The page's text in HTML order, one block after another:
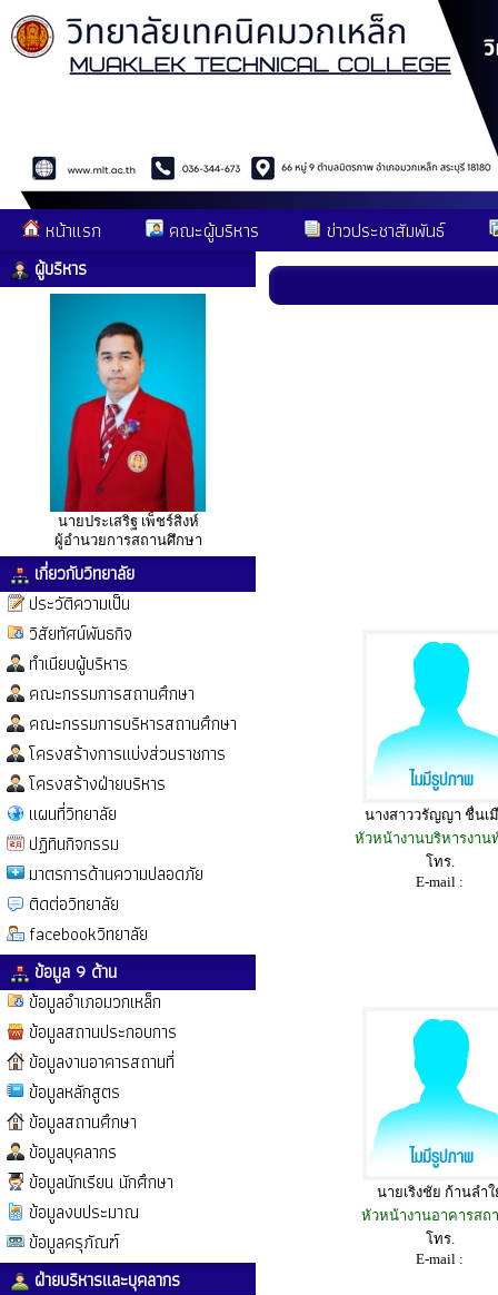
หน้าแรก คณะผู้บริหาร ข่าวประชาสัมพันธ์
ผู้บริหาร
นายประเสริฐ เพ็ชร์สิงห์
ผู้อำนวยการสถานศึกษา
เกี่ยวกับวิทยาลัย
ประวัติความเป็น
วิสัยทัศน์พันธกิจ
ทำเนียบผู้บริหาร
คณะกรรมการสถานศึกษา
คณะกรรมการบริหารสถานศึกษา
โครงสร้างการแบ่งส่วนราชการ
โครงสร้างฝ่ายบริหาร
แผนที่วิทยาลัย
ปฏิทินกิจกรรม
มาตรการด้านความปลอดภัย
ติดต่อวิทยาลัย
facebookวิทยาลัย
ข้อมูล 9 ด้าน
ข้อมูลอำเภอมวกเหล็ก
ข้อมูลสถานประกอบการ
ข้อมูลงานอาคารสถานที่
ข้อมูลหลักสูตร
ข้อมูลสถานศึกษา
ข้อมูลบุคลากร
ข้อมูลนักเรียน นักศึกษา
ข้อมูลงบประมาณ
ข้อมูลครุภัณฑ์
ฝ่ายบริหารและบุคลากร
นางสาววรัญญา ชื่นเ
หัวหน้างานบริหารงาน
โทร.
E-mail :
นายเริงชัย ก้านลำใ
หัวหน้างานอาคารสถ
โทร.
E-mail :